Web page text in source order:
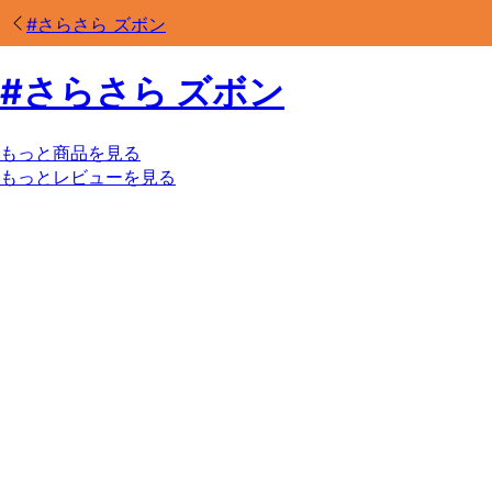
#さらさら ズボン
#さらさら ズボン
もっと商品を見る
もっとレビューを見る